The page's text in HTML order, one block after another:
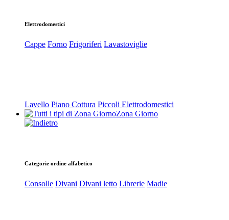
Elettrodomestici
Cappe Forno Frigoriferi Lavastoviglie
Lavello Piano Cottura Piccoli Elettrodomestici
Zona Giorno
Categorie ordine alfabetico
Consolle Divani Divani letto Librerie Madie